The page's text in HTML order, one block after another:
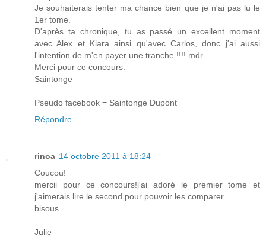
Je souhaiterais tenter ma chance bien que je n'ai pas lu le
1er tome.
D'après ta chronique, tu as passé un excellent moment
avec Alex et Kiara ainsi qu'avec Carlos, donc j'ai aussi
l'intention de m'en payer une tranche !!!! mdr
Merci pour ce concours.
Saintonge
Pseudo facebook = Saintonge Dupont
Répondre
rinoa 14 octobre 2011 à 18:24
Coucou!
mercii pour ce concours!j'ai adoré le premier tome et
j'aimerais lire le second pour pouvoir les comparer.
bisous
Julie